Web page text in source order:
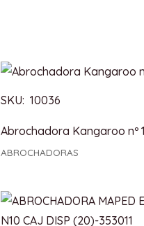
SKU: 10036
Abrochadora Kangaroo nº
ABROCHADORAS